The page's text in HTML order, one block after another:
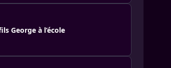
George à l’école